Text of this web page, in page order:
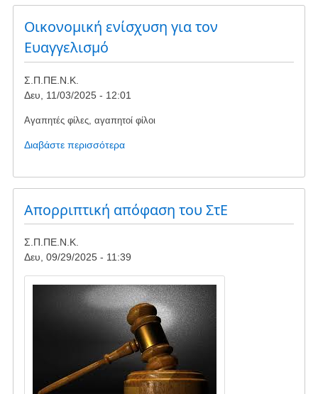
πρασίνου
στο
Γιοκάλειο
Κέντρο:
ευγενική
ομορφαίνει
την
με
στο
Οικονομική ενίσχυση για τον
Ευαγγελισμό
Σ.Π.ΠΕ.Ν.Κ.
Δευ, 11/03/2025 - 12:01
Αγαπητές φίλες, αγαπητοί φίλοι
Διαβάστε περισσότεραγια
Οικονομική
ενίσχυση
για
Απορριπτική απόφαση του ΣτΕ
Σ.Π.ΠΕ.Ν.Κ.
Δευ, 09/29/2025 - 11:39
Image